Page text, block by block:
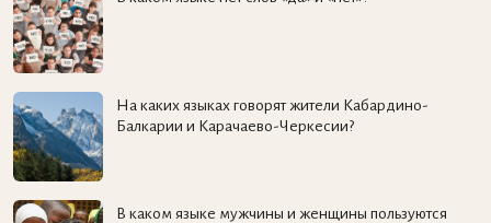
На каких языках говорят жители Кабардино-
Балкарии и Карачаево-Черкесии?
В каком языке мужчины и женщины пользуются